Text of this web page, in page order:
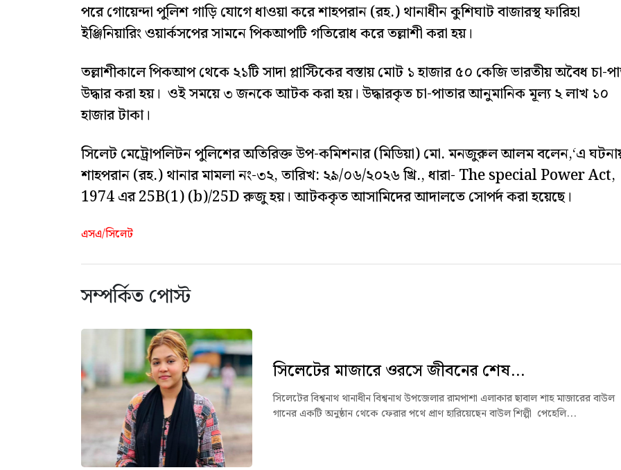
পরে গোয়েন্দা পুলিশ গাড়ি যোগে ধাওয়া করে শাহপরান (রহ.) থানাধীন কুশিঘাট বাজারস্থ ফারিহা
ইঞ্জিনিয়ারিং ওয়ার্কসপের সামনে পিকআপটি গতিরোধ করে তল্লাশী করা হয়।
তল্লাশীকালে পিকআপ থেকে ২১টি সাদা প্লাস্টিকের বস্তায় মোট ১ হাজার ৫০ কেজি ভারতীয় অবৈধ চা-
উদ্ধার করা হয়। ওই সময়ে ৩ জনকে আটক করা হয়। উদ্ধারকৃত চা-পাতার আনুমানিক মূল্য ২ লাখ ১০
হাজার টাকা।
সিলেট মেট্রোপলিটন পুলিশের অতিরিক্ত উপ-কমিশনার (মিডিয়া) মো. মনজুরুল আলম বলেন,‘এ
শাহপরান (রহ.) থানার মামলা নং-৩২, তারিখ: ২৯/০৬/২০২৬ খ্রি., ধারা- The special Power Act,
1974 এর 25B(1) (b)/25D রুজু হয়। আটককৃত আসামিদের আদালতে সোপর্দ করা হয়েছে।
এসএ/সিলেট
সম্পর্কিত পোস্ট
সিলেটের মাজারে ওরসে জীবনের শেষ...
সিলেটের বিশ্বনাথ থানাধীন বিশ্বনাথ উপজেলার রামপাশা এলাকার ছাবাল শাহ মাজারের বাউল
গানের একটি অনুষ্ঠান থেকে ফেরার পথে প্রাণ হারিয়েছেন বাউল শিল্পী পেহেলি...